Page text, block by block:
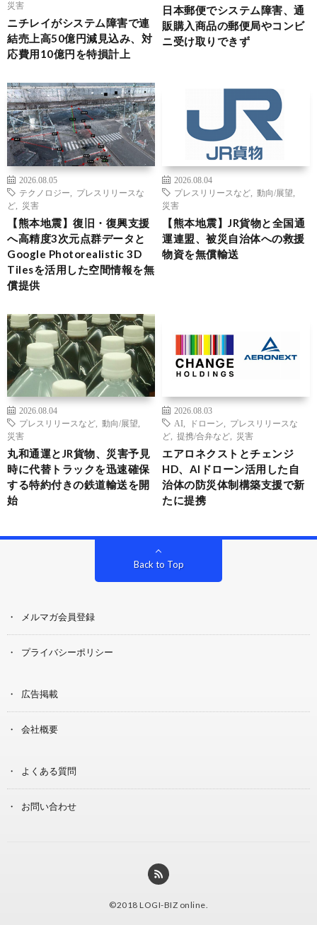
災害
ニチレイがシステム障害で連
結売上高50億円減見込み、対
応費用10億円を特損計上
日本郵便でシステム障害、通
販購入商品の郵便局やコンビ
ニ受け取りできず
2026.08.05
テクノロジー
プレスリリースな
ど
災害
【熊本地震】復旧・復興支援
へ高精度3次元点群データと
Google Photorealistic 3D
Tilesを活用した空間情報を無
償提供
2026.08.04
プレスリリースなど
動向/展望
災害
【熊本地震】JR貨物と全国通
運連盟、被災自治体への救援
物資を無償輸送
2026.08.04
プレスリリースなど
動向/展望
災害
丸和通運とJR貨物、災害予見
時に代替トラックを迅速確保
する特約付きの鉄道輸送を開
始
2026.08.03
AI
ドローン
プレスリリースな
ど
提携/合弁など 災害
エアロネクストとチェンジ
HD、AIドローン活用した自
治体の防災体制構築支援で新
たに提携
Back to Top
メルマガ会員登録
プライバシーポリシー
広告掲載
会社概要
よくある質問
お問い合わせ
©2018 LOGI-BIZ online.